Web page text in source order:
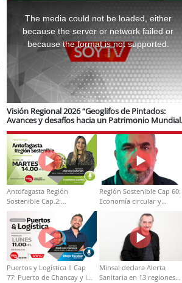
window.
The media could not be loaded, either
because the server or network failed or
because the format is not supported.
Visión Regional 2026 “Geoglifos de Pintados:
Avances y desafíos hacia un Patrimonio Mundial
de Unesco”
Antofagasta Región
Sostenible Cap.2:
Educación ambiental y
formación de capacidades
técnicas
Región Sostenible Cap 60:
Economía circular y
Puertos y Logística II Cap
77: Puerto de Chancay y la
Minsal declara Alerta
Sanitaria en 13 regiones